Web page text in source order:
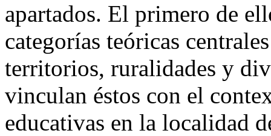
apartados. El primero de
categorías teóricas
territorios, ruralidades y
vinculan éstos con el
educativas en la localidad